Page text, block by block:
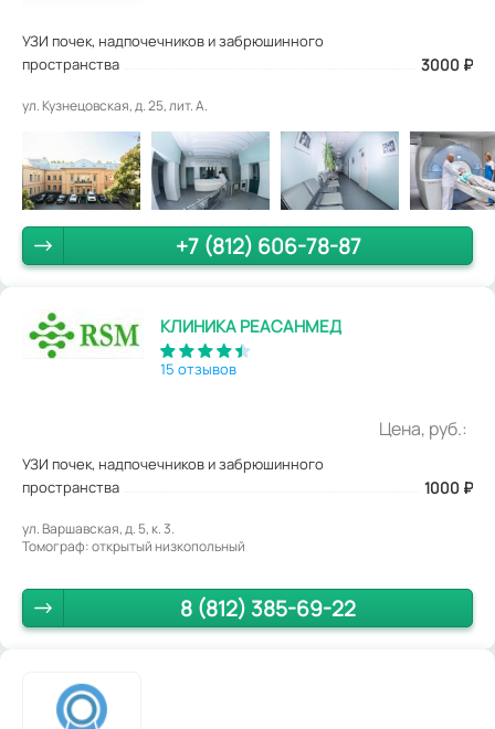
УЗИ почек, надпочечников и забрюшинного
пространства
3000 ₽
ул. Кузнецовская, д. 25, лит. А.
+7 (812) 606-78-87
КЛИНИКА РЕАСАНМЕД
15 отзывов
Цена, руб.:
УЗИ почек, надпочечников и забрюшинного
пространства
1000 ₽
ул. Варшавская, д. 5, к. 3.
Томограф: открытый низкопольный
8 (812) 385-69-22